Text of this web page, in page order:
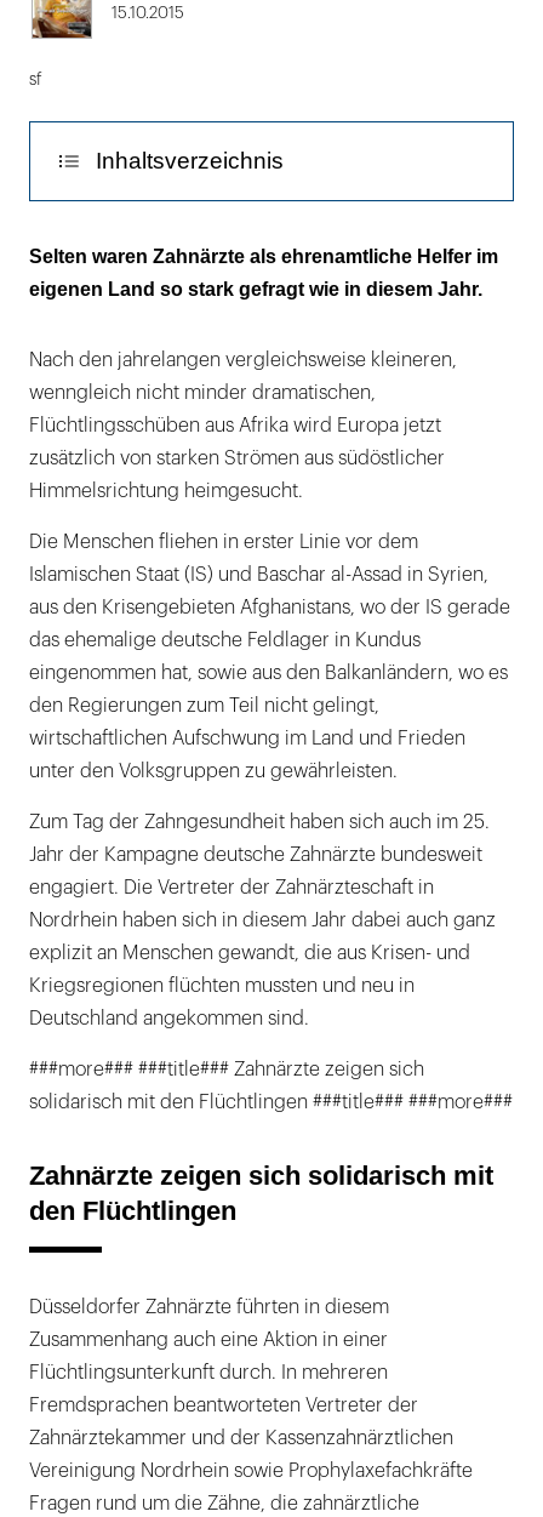
15.10.2015
sf
Inhaltsverzeichnis
Zahnärzte zeigen sich solidarisch mit den
Flüchtlingen
Selten waren Zahnärzte als ehrenamtliche Helfer im
eigenen Land so stark gefragt wie in diesem Jahr.
Nach den jahrelangen vergleichsweise kleineren,
wenngleich nicht minder dramatischen,
Flüchtlingsschüben aus Afrika wird Europa jetzt
zusätzlich von starken Strömen aus südöstlicher
Himmelsrichtung heimgesucht.
Die Menschen fliehen in erster Linie vor dem
Islamischen Staat (IS) und Baschar al-Assad in Syrien,
aus den Krisengebieten Afghanistans, wo der IS gerade
das ehemalige deutsche Feldlager in Kundus
eingenommen hat, sowie aus den Balkanländern, wo es
den Regierungen zum Teil nicht gelingt,
wirtschaftlichen Aufschwung im Land und Frieden
unter den Volksgruppen zu gewährleisten.
Zum Tag der Zahngesundheit haben sich auch im 25.
Jahr der Kampagne deutsche Zahnärzte bundesweit
engagiert. Die Vertreter der Zahnärzteschaft in
Nordrhein haben sich in diesem Jahr dabei auch ganz
explizit an Menschen gewandt, die aus Krisen- und
Kriegsregionen flüchten mussten und neu in
Deutschland angekommen sind.
###more### ###title### Zahnärzte zeigen sich
solidarisch mit den Flüchtlingen ###title### ###more###
Zahnärzte zeigen sich solidarisch mit
den Flüchtlingen
Düsseldorfer Zahnärzte führten in diesem
Zusammenhang auch eine Aktion in einer
Flüchtlingsunterkunft durch. In mehreren
Fremdsprachen beantworteten Vertreter der
Zahnärztekammer und der Kassenzahnärztlichen
Vereinigung Nordrhein sowie Prophylaxefachkräfte
Fragen rund um die Zähne, die zahnärztliche